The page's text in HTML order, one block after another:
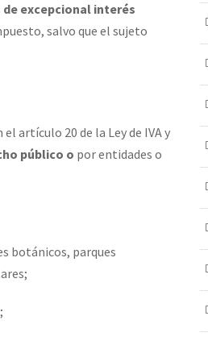
excepcional interés
salvo que el sujeto
artículo 20 de la Ley de IVA y
público o por entidades o
botánicos, parques